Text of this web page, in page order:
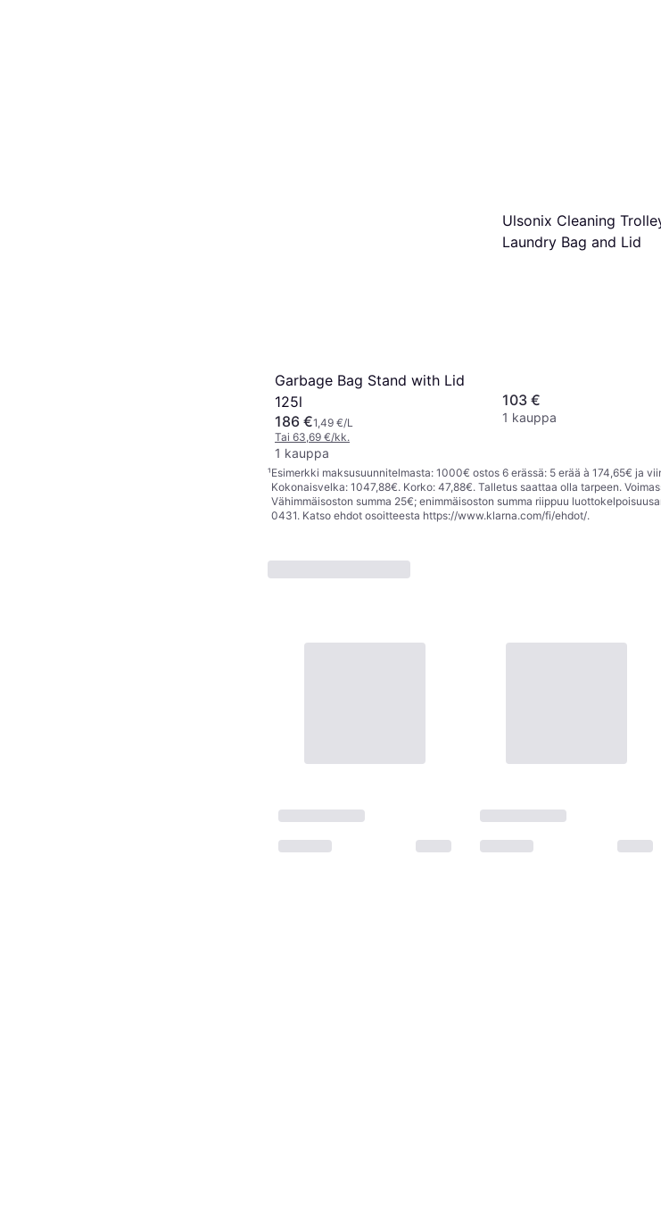
Garbage Bag Stand with Lid
125l
186 €1,49 €/L
Tai 63,69 €/kk.
1 kauppa
Ulsonix Cleaning
Laundry Bag and Lid
103 €
1 kauppa
¹Esimerkki maksusuunnitelmasta: 1000€ ostos 6 erässä: 5 erää à 174,65€ ja
Kokonaisvelka: 1047,88€. Korko: 47,88€. Talletus saattaa olla tarpeen.
Vähimmäisoston summa 25€; enimmäisoston summa riippuu
0431. Katso ehdot osoitteesta https://www.klarna.com/fi/ehdot/.